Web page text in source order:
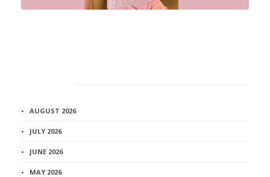
AUGUST 2026
JULY 2026
JUNE 2026
MAY 2026